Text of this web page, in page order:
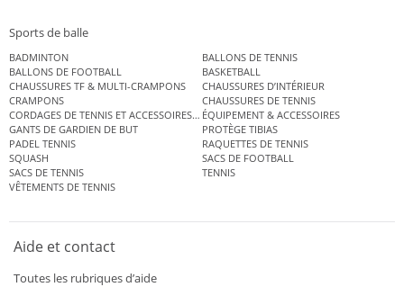
Sports de balle
BADMINTON
BALLONS DE TENNIS
BALLONS DE FOOTBALL
BASKETBALL
CHAUSSURES TF & MULTI-CRAMPONS
CHAUSSURES D’INTÉRIEUR
CRAMPONS
CHAUSSURES DE TENNIS
CORDAGES DE TENNIS ET ACCESSOIRES DE TENNISÉQUIPEMENT & ACCESSOIRES
GANTS DE GARDIEN DE BUT
PROTÈGE TIBIAS
PADEL TENNIS
RAQUETTES DE TENNIS
SQUASH
SACS DE FOOTBALL
SACS DE TENNIS
TENNIS
VÊTEMENTS DE TENNIS
Aide et contact
Toutes les rubriques d’aide